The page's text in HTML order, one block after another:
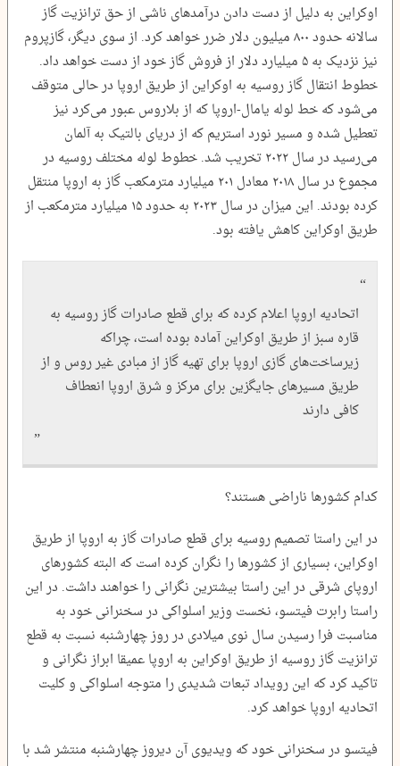
اوکراین به دلیل از دست دادن درآمدهای ناشی از حق ترانزیت گاز
سالانه حدود ۸۰۰ میلیون دلار ضرر خواهد کرد. از سوی دیگر، گازپروم
نیز نزدیک به ۵ میلیارد دلار از فروش گاز خود از دست خواهد داد.
خطوط انتقال گاز روسیه به اوکراین از طریق اروپا در حالی متوقف
می‌شود که خط لوله یامال-اروپا که از بلاروس عبور می‌کرد نیز
تعطیل شده و مسیر نورد استریم که از دریای بالتیک به آلمان
می‌رسید در سال ۲۰۲۲ تخریب شد. خطوط لوله‌ مختلف روسیه در
مجموع در سال ۲۰۱۸ معادل ۲۰۱ میلیارد مترمکعب گاز به اروپا منتقل
کرده بودند. این میزان در سال ۲۰۲۳ به حدود ۱۵ میلیارد مترمکعب از
طریق اوکراین کاهش یافته بود.
اتحادیه اروپا اعلام کرده که برای قطع صادرات گاز روسیه به
قاره سبز از طریق اوکراین آماده بوده است، چراکه
زیرساخت‌های گازی اروپا برای تهیه گاز از مبادی غیر روس و از
طریق مسیرهای جایگزین برای مرکز و شرق اروپا انعطاف
کافی دارند
کدام کشورها ناراضی هستند؟
در این راستا تصمیم روسیه برای قطع صادرات گاز به اروپا از طریق
اوکراین، بسیاری از کشورها را نگران کرده است که البته کشورهای
اروپای شرقی در این راستا بیشترین نگرانی را خواهند داشت. در این
راستا رابرت فیتسو، نخست وزیر اسلواکی در سخنرانی خود به
مناسبت فرا رسیدن سال نوی میلادی در روز چهارشنبه نسبت به قطع
ترانزیت گاز روسیه از طریق اوکراین به اروپا عمیقا ابراز نگرانی و
تاکید کرد که این رویداد تبعات شدیدی را متوجه اسلواکی و کلیت
اتحادیه اروپا خواهد کرد.
فیتسو در سخنرانی خود که ویدیوی آن دیروز چهارشنبه منتشر شد با